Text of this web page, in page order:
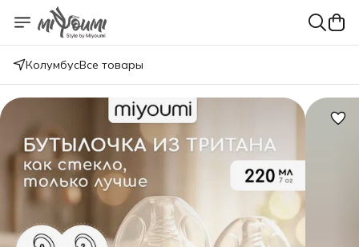
КолумбусВсе товары